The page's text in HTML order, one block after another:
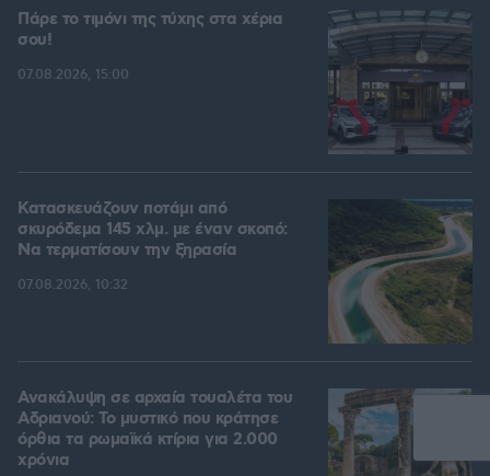
Πάρε το τιμόνι της τύχης στα χέρια
σου!
07.08.2026, 15:00
Κατασκευάζουν ποτάμι από
σκυρόδεμα 145 χλμ. με έναν σκοπό:
Να τερματίσουν την ξηρασία
07.08.2026, 10:32
Ανακάλυψη σε αρχαία τουαλέτα του
Αδριανού: Το μυστικό που κράτησε
όρθια τα ρωμαϊκά κτίρια για 2.000
χρόνια